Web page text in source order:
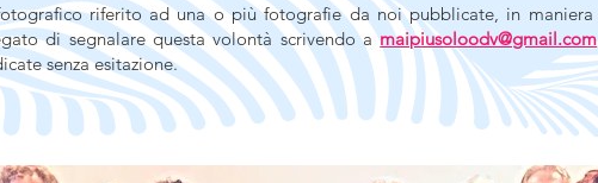
riferito ad una o più fotografie da noi pubblicate, in
di segnalare questa volontà scrivendo amaipiusoloodv@gmail.com
senza esitazione.